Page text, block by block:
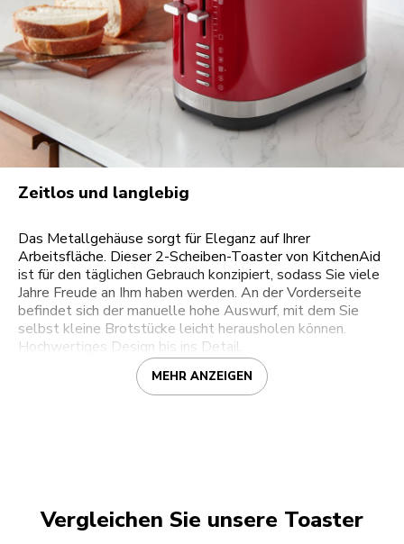
Zeitlos und langlebig
Das Metallgehäuse sorgt für Eleganz auf Ihrer
Arbeitsfläche. Dieser 2-Scheiben-Toaster von KitchenAid
ist für den täglichen Gebrauch konzipiert, sodass Sie viele
Jahre Freude an Ihm haben werden. An der Vorderseite
befindet sich der manuelle hohe Auswurf, mit dem Sie
selbst kleine Brotstücke leicht herausholen können.
Hochwertiges Design bis ins Detail.
MEHR ANZEIGEN
Vergleichen Sie unsere Toaster